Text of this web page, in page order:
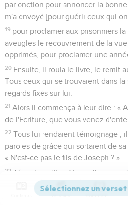
par onction pour annoncer la
m'a envoyé [pour guérir ceux qui
19 pour proclamer aux prisonniers
aveugles le recouvrement de la
opprimés, pour proclamer une
20 Ensuite, il roula le livre, le remit
Tous ceux qui se trouvaient dans
regards fixés sur lui.
21 Alors il commença à leur dire : «
de l'Ecriture, que vous venez
22 Tous lui rendaient témoignage ;
paroles de grâce qui sortaient de
« N'est-ce pas le fils de Joseph ? »
23
Jésus leur dit : « Vous allez sans
proverbe : ‘Médecin, guéris-toi toi-
‘Fais ici, dans ta patrie, tout ce que,
Versions Commentaires